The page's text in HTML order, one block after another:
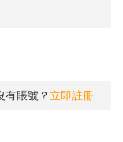
有賬號？ 立即註冊